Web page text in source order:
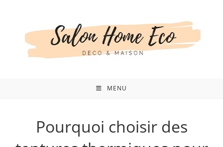
MENU
Pourquoi choisir des